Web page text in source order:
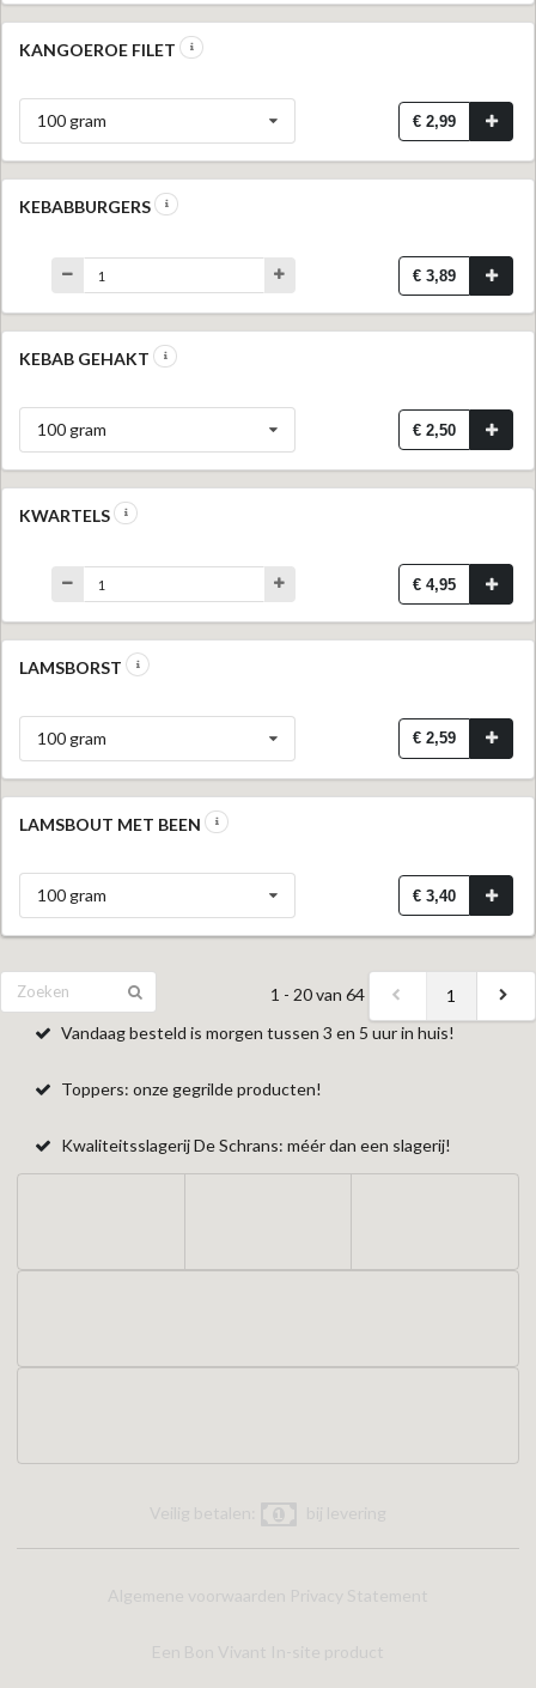
KANGOEROE FILET
100 gram € 2,99
KEBABBURGERS
€ 3,89
KEBAB GEHAKT
100 gram € 2,50
KWARTELS
€ 4,95
LAMSBORST
100 gram € 2,59
LAMSBOUT MET BEEN
100 gram € 3,40
1 - 20 van 64
1
Vandaag besteld is morgen tussen 3 en 5 uur in huis!
Toppers: onze gegrilde producten!
Kwaliteitsslagerij De Schrans: méér dan een slagerij!